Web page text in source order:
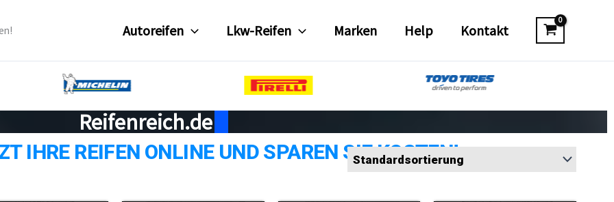
Autoreifen Lkw-Reifen Marken Help Kontakt
Reifenreich.de
IHRE REIFEN ONLINE UND SPAREN SIE KOSTEN!